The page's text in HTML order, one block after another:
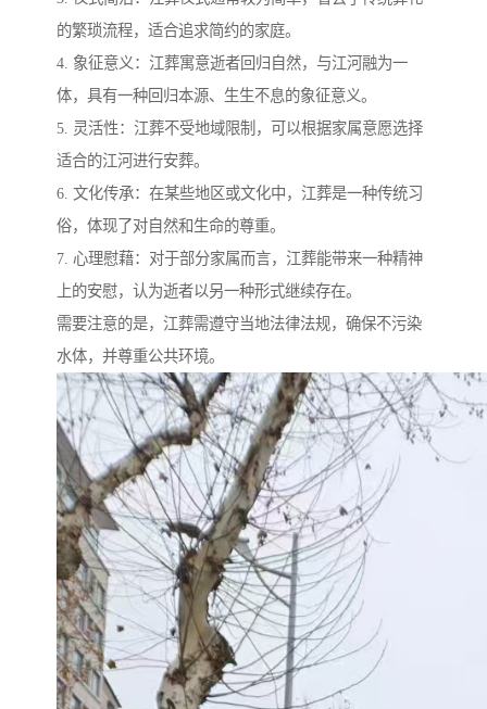
的繁琐流程，适合追求简约的家庭。
4. 象征意义：江葬寓意逝者回归自然，与江河融为一
体，具有一种回归本源、生生不息的象征意义。
5. 灵活性：江葬不受地域限制，可以根据家属意愿选择
适合的江河进行安葬。
6. 文化传承：在某些地区或文化中，江葬是一种传统习
俗，体现了对自然和生命的尊重。
7. 心理慰藉：对于部分家属而言，江葬能带来一种精神
上的安慰，认为逝者以另一种形式继续存在。
需要注意的是，江葬需遵守当地法律法规，确保不污染
水体，并尊重公共环境。